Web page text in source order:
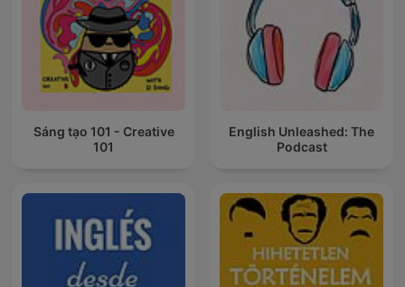
Sáng tạo 101 - Creative
101
English Unleashed: The
Podcast